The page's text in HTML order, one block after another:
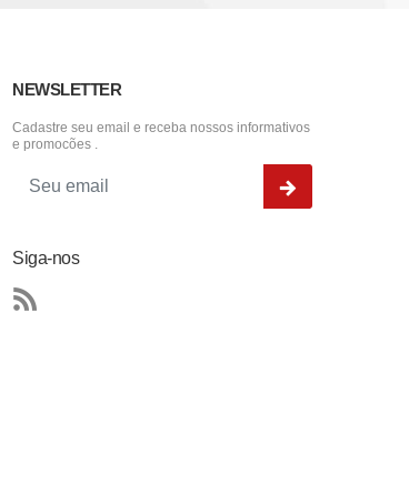
NEWSLETTER
Cadastre seu email e receba nossos informativos
e promocões .
Siga-nos